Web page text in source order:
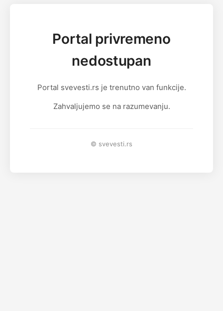
Portal privremeno
nedostupan
Portal svevesti.rs je trenutno van funkcije.
Zahvaljujemo se na razumevanju.
© svevesti.rs